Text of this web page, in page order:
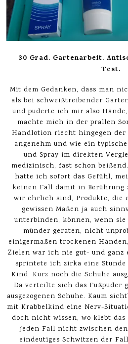
30 Grad. Gartenarbeit.
Test.
Mit dem Gedanken, dass man
als bei schweißtreibender
und puderte ich mir also
machte mich in der prallen
Handlotion riecht hingegen der
angenehm und wie ein
und Spray im direkten
medizinisch, fast schon
hatte ich sofort das Gefühl,
keinen Fall damit in Berührung
wir ehrlich sind, Produkte, die
gewissen Maßen ja auch
unterbinden, können, wenn
münder geraten, nicht
einigermaßen trockenen
Zielen war ich nie gut- und ganz
sprintete ich zirka eine Stunde
Kind. Kurz noch die Schuhe
Da verteilte sich das Fußpuder
ausgezogenen Schuhe. Kaum
mit Krabbelkind eine Nerv-
doch nicht wissen, wo klebt das
jeden Fall nicht zwischen
eindeutiges Schwitzen der